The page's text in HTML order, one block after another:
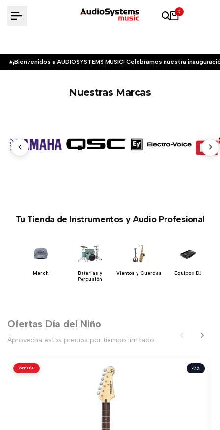
0
¡Bienvenidos a AUDIOSYSTEMS MUSIC! Celebramos nuestra
Nuestras Marcas
Tu Tienda de Instrumentos y Audio Profesional
Merch
Baterías y
Percusión
Vientos y Cuerdas Equipos DJ
Ofertas Día del Niño
Aprovecha estos precios por tiempo limitado
OFERTA -7%